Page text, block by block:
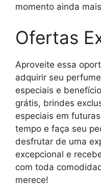
momento ainda
Ofertas
Aproveite essa
adquirir seu
especiais e
grátis, brindes
especiais em
tempo e faça seu
desfrutar de uma
excepcional e
com toda
merece!